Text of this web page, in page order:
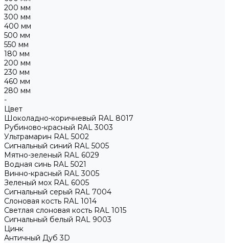
200 мм
300 мм
400 мм
500 мм
550 мм
180 мм
200 мм
230 мм
460 мм
280 мм
-
Цвет
Шоколадно-коричневый RAL 8017
Рубиново-красный RAL 3003
Ультрамарин RAL 5002
Сигнальный синий RAL 5005
Мятно-зеленый RAL 6029
Водная синь RAL 5021
Винно-красный RAL 3005
Зеленый мох RAL 6005
Сигнальный серый RAL 7004
Слоновая кость RAL 1014
Светлая слоновая кость RAL 1015
Сигнальный белый RAL 9003
Цинк
Античный Дуб 3D